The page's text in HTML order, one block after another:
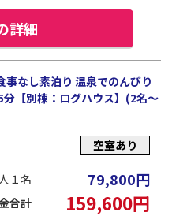
詳細
事なし素泊り 温泉でのんびり
【別棟：ログハウス】(2名～
空室あり
１名 79,800円
合計 159,600円